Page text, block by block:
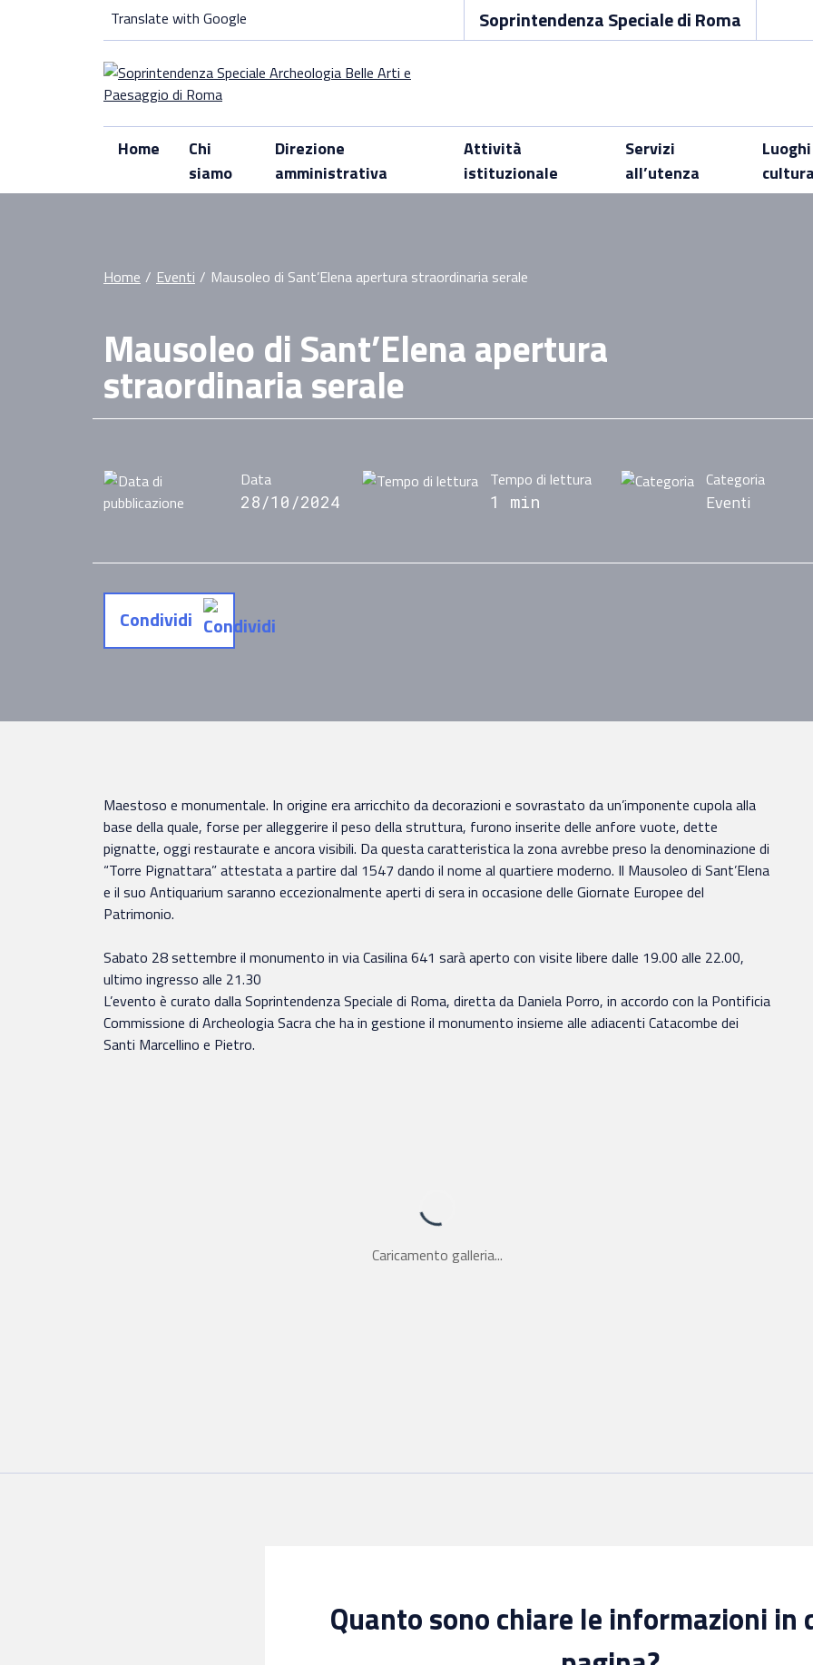
Translate with Google Soprintendenza Speciale di Roma
Home
Chi
siamo
Direzione
amministrativa
Attività
istituzionale
Servizi
all’utenza
cultura
Home / Eventi / Mausoleo di Sant’Elena apertura straordinaria serale
Mausoleo di Sant’Elena apertura
straordinaria serale
Data
28/10/2024
Tempo di lettura
1 min
Categoria
Eventi
Condividi
Maestoso e monumentale. In origine era arricchito da decorazioni e sovrastato da un’imponente cupola alla
base della quale, forse per alleggerire il peso della struttura, furono inserite delle anfore vuote, dette
pignatte, oggi restaurate e ancora visibili. Da questa caratteristica la zona avrebbe preso la denominazione di
“Torre Pignattara” attestata a partire dal 1547 dando il nome al quartiere moderno. Il Mausoleo di Sant’Elena
e il suo Antiquarium saranno eccezionalmente aperti di sera in occasione delle Giornate Europee del
Patrimonio.
Sabato 28 settembre il monumento in via Casilina 641 sarà aperto con visite libere dalle 19.00 alle 22.00,
ultimo ingresso alle 21.30
L’evento è curato dalla Soprintendenza Speciale di Roma, diretta da Daniela Porro, in accordo con la Pontificia
Commissione di Archeologia Sacra che ha in gestione il monumento insieme alle adiacenti Catacombe dei
Santi Marcellino e Pietro.
Caricamento galleria...
Quanto sono chiare le informazioni in